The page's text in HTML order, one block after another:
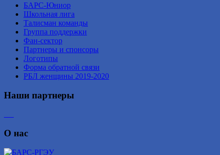
БАРС-Юниор
Школьная лига
Талисман команды
Группа поддержки
Фан-сектор
Партнеры и спонсоры
Логотипы
Форма обратной связи
РБЛ женщины 2019-2020
Наши партнеры
О нас